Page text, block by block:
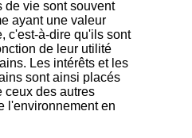
de vie sont souvent
ayant une valeur
c'est-à-dire qu'ils sont
de leur utilité
Les intérêts et les
sont ainsi placés
ceux des autres
l'environnement en